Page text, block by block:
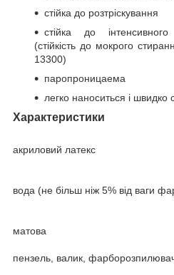
стійка до розтріскування
стійка до
(стійкість до мокрого
13300)
паропроницаема
легко наноситься і швидко
Характеристики
акриловий латекс
вода (не більш ніж 5% від ваги
матова
пензель, валик,